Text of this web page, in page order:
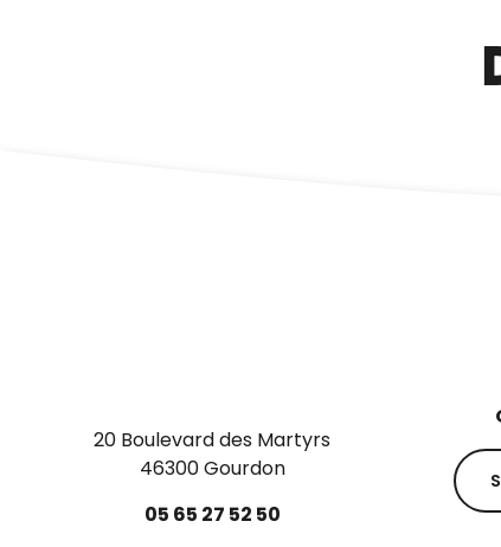
20 Boulevard des Martyrs
46300 Gourdon
05 65 27 52 50